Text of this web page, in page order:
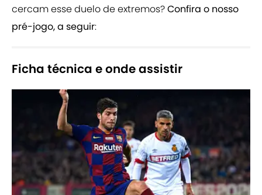
cercam esse duelo de extremos?Confira o nosso
pré-jogo, a seguir:
Ficha técnica e onde assistir